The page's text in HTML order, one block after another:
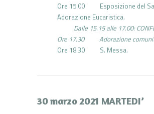
Ore 15.00 Esposizione del
Adorazione Eucaristica.
Dalle 15.15 alle 17.00:
Ore 17.30 Adorazione
Ore 18.30 S. Messa.
30 marzo 2021 MARTEDI’